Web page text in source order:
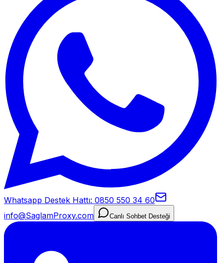
Whatsapp Destek Hattı: 0850 550 34 60
info@SaglamProxy.com
Canlı Sohbet Desteği